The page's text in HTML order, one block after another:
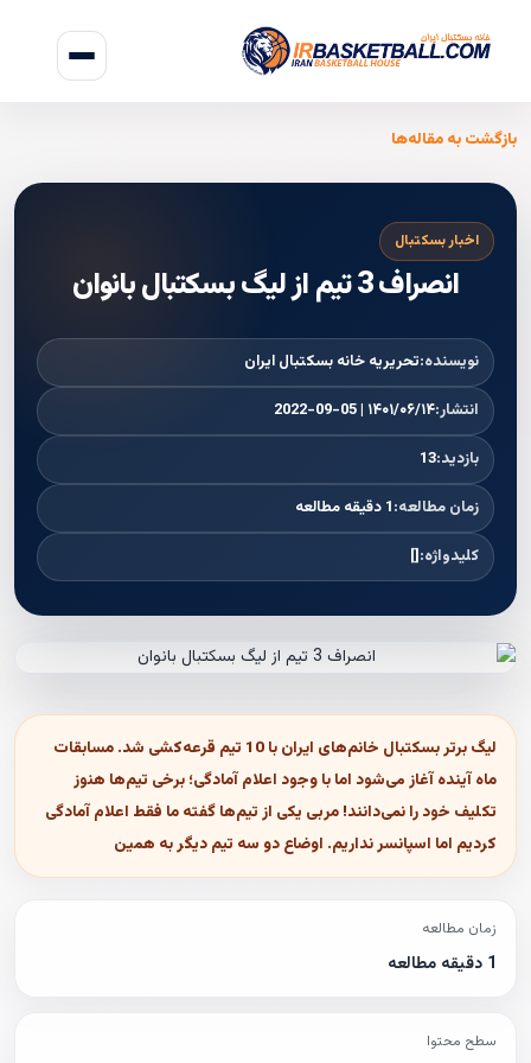
بازگشت به مقاله‌ها
اخبار بسکتبال
انصراف 3 تیم از لیگ بسکتبال بانوان
نویسنده:تحریریه خانه بسکتبال ایران
انتشار:۱۴۰۱/۰۶/۱۴ | 2022-09-05
بازدید:13
زمان مطالعه:1 دقیقه مطالعه
کلیدواژه:[]
لیگ برتر بسکتبال خانم‌های ایران با 10 تیم قرعه‌کشی شد. مسابقات
ماه آینده آغاز می‌شود اما با وجود اعلام آمادگی؛ برخی تیم‌ها هنوز
تکلیف خود را نمی‌دانند! مربی یکی از تیم‌ها گفته ما فقط اعلام آمادگی
کردیم اما اسپانسر نداریم. اوضاع دو سه تیم دیگر به همین
زمان مطالعه
1 دقیقه مطالعه
سطح محتوا